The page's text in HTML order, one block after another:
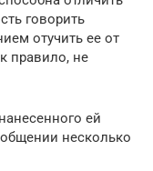
говорить
отучить ее от
правило, не
ей
несколько